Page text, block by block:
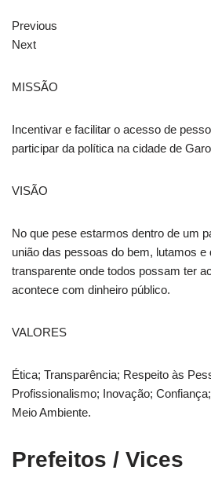
Previous
Next
MISSÃO
Incentivar e facilitar o acesso de
participar da política na cidade de
VISÃO
No que pese estarmos dentro de um
união das pessoas do bem, lutamos
transparente onde todos possam ter
acontece com dinheiro público.
VALORES
Ética; Transparência; Respeito às
Profissionalismo; Inovação;
Meio Ambiente.
Prefeitos / Vices